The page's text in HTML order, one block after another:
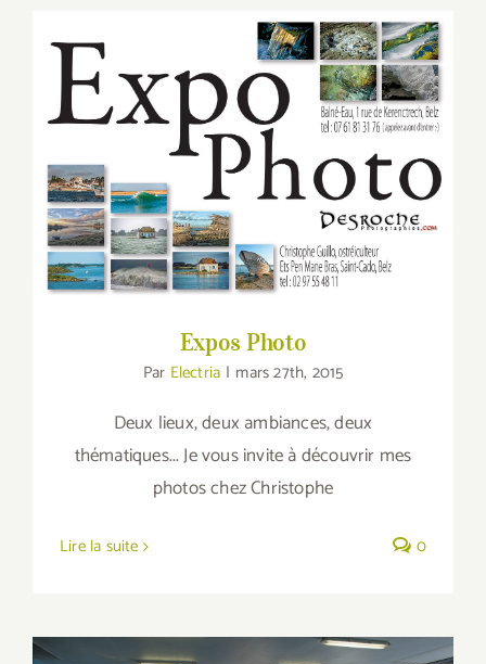
Expos Photo
Expos Photo
Par Electria | mars 27th, 2015
Deux lieux, deux ambiances, deux
thématiques... Je vous invite à découvrir mes
photos chez Christophe
Lire la suite 0